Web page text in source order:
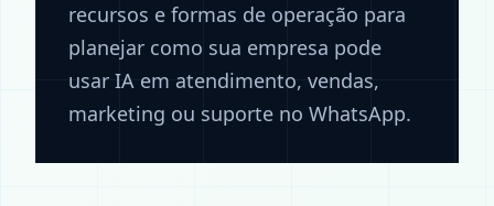
recursos e formas de operação para
planejar como sua empresa pode
usar IA em atendimento, vendas,
marketing ou suporte no WhatsApp.